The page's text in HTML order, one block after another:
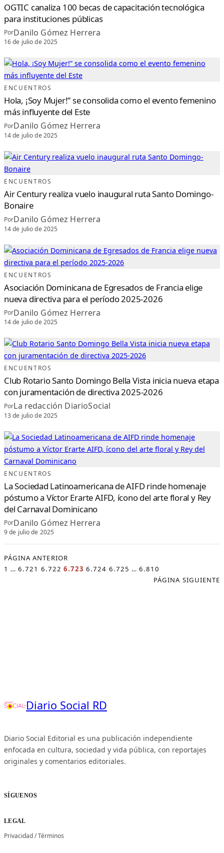
Ó
D
I
G
O
L
A
B
R
A
L
;
O
L
G
P
Y
E
R
O
A
S
M
E
N
U
E
V
A
I
E
C
T
I
V
A
E
E
S
A
E
N
T
D
D
OGTIC canaliza 100 becas de capacitación tecnológica
para instituciones públicas
PorDanilo Gómez Herrera
16 de julio de 2025
ENCUENTROS
Hola, ¡Soy Mujer!” se consolida como el evento femenino
más influyente del Este
PorDanilo Gómez Herrera
14 de julio de 2025
ENCUENTROS
Air Century realiza vuelo inaugural ruta Santo Domingo-
Bonaire
PorDanilo Gómez Herrera
14 de julio de 2025
ENCUENTROS
Asociación Dominicana de Egresados de Francia elige
nueva directiva para el período 2025-2026
PorDanilo Gómez Herrera
14 de julio de 2025
ENCUENTROS
Club Rotario Santo Domingo Bella Vista inicia nueva etapa
con juramentación de directiva 2025-2026
PorLa redacción DiarioSocial
13 de julio de 2025
ENCUENTROS
La Sociedad Latinoamericana de AIFD rinde homenaje
póstumo a Víctor Erarte AIFD, ícono del arte floral y Rey
del Carnaval Dominicano
PorDanilo Gómez Herrera
9 de julio de 2025
PÁGINA ANTERIOR
1 … 6.721 6.722 6.723 6.724 6.725 … 6.810
PÁGINA SIGUIENTE
Diario Social RD
Diario Social Editorial es una publicación independiente
enfocada en cultura, sociedad y vida pública, con reportajes
originales y comentarios editoriales.
SÍGUENOS
LEGAL
Privacidad/Términos